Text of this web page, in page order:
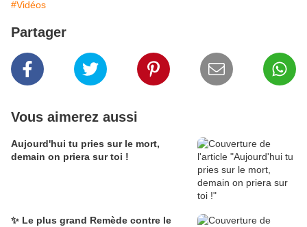
#Vidéos
Partager
Vous aimerez aussi
Aujourd'hui tu pries sur le mort,
demain on priera sur toi !
✨ Le plus grand Remède contre le